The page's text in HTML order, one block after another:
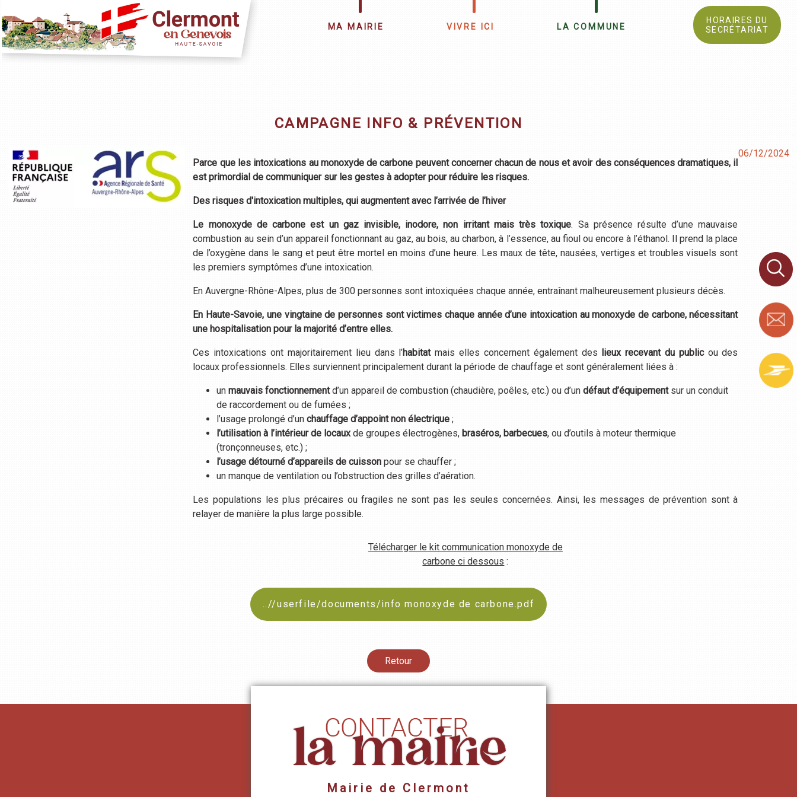
HORAIRES DU
SECRÉTARIAT
MA MAIRIE VIVRE ICI LA COMMUNE
CAMPAGNE INFO & PRÉVENTION
06/12/2024
Parce que les intoxications au monoxyde de carbone peuvent concerner chacun de nous et avoir des conséquences dramatiques, il
est primordial de communiquer sur les gestes à adopter pour réduire les risques.
Des risques d'intoxication multiples, qui augmentent avec l’arrivée de l’hiver
Le monoxyde de carbone est un gaz invisible, inodore, non irritant mais très toxique. Sa présence résulte d’une mauvaise
combustion au sein d’un appareil fonctionnant au gaz, au bois, au charbon, à l’essence, au fioul ou encore à l’éthanol. Il prend la place
de l’oxygène dans le sang et peut être mortel en moins d’une heure. Les maux de tête, nausées, vertiges et troubles visuels sont
les premiers symptômes d’une intoxication.
En Auvergne-Rhône-Alpes, plus de 300 personnes sont intoxiquées chaque année, entraînant malheureusement plusieurs décès.
En Haute-Savoie, une vingtaine de personnes sont victimes chaque année d’une intoxication au monoxyde de carbone, nécessitant
une hospitalisation pour la majorité d’entre elles.
Ces intoxications ont majoritairement lieu dans l’habitatmais elles concernent également des lieux recevant du publicou des
locaux professionnels. Elles surviennent principalement durant la période de chauffage et sont généralement liées à :
unmauvais fonctionnementd’un appareil de combustion (chaudière, poêles, etc.) ou d’undéfaut d’équipementsur un conduit
de raccordement ou de fumées ;
l’usage prolongé d’unchauffage d’appoint non électrique ;
l’utilisation à l’intérieur de locauxde groupes électrogènes, braséros, barbecues, ou d’outils à moteur thermique
(tronçonneuses, etc.) ;
l’usage détourné d’appareils de cuisson pour se chauffer ;
un manque de ventilation ou l’obstruction des grilles d’aération.
Les populations les plus précaires ou fragiles ne sont pas les seules concernées. Ainsi, les messages de prévention sont à
relayer de manière la plus large possible.
Télécharger le kit communication monoxyde de
carbone ci dessous :
..//userfile/documents/info monoxyde de carbone.pdf
Retour
Mairie de Clermont